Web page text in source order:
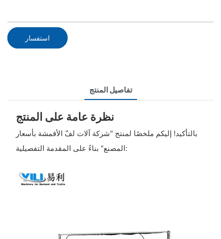
استفسار
تفاصيل المنتج
نظرة عامة على المنتج
بالتأكيد! إليكم ملخصًا لمنتج "شركة آلات لفّ الأقمشة بأسعار
المصنع" بناءً على المقدمة التفصيلية: